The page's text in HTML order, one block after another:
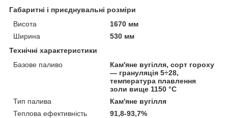
Габаритні і приєднувальні розміри
Висота
1670 мм
Ширина
530 мм
Технічні характеристики
Базове паливо
Кам'яне вугілля, сорт гороху
— грануляція 5÷28,
температура плавлення
золи вище 1150 °C
Тип палива
Кам'яне вугілля
Теплова ефективність
91,8-93,7%